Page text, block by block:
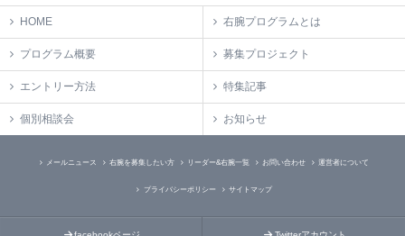
HOME 右腕プログラムとは
プログラム概要 募集プロジェクト
エントリー方法 特集記事
個別相談会 お知らせ
メールニュース 右腕を募集したい方 リーダー&右腕一覧 お問い合わせ 運営者について
プライバシーポリシー サイトマップ